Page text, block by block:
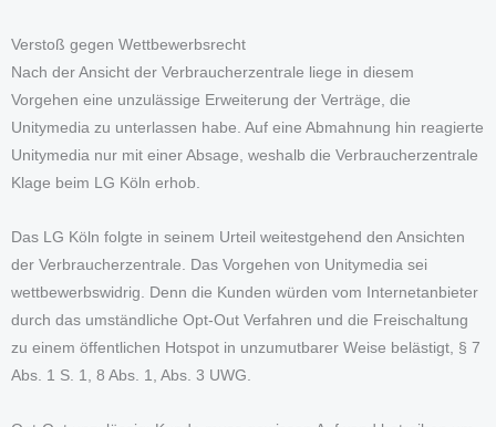
Verstoß gegen Wettbewerbsrecht
Nach der Ansicht der Verbraucherzentrale liege in diesem
Vorgehen eine unzulässige Erweiterung der Verträge, die
Unitymedia zu unterlassen habe. Auf eine Abmahnung hin reagierte
Unitymedia nur mit einer Absage, weshalb die Verbraucherzentrale
Klage beim LG Köln erhob.
Das LG Köln folgte in seinem Urteil weitestgehend den Ansichten
der Verbraucherzentrale. Das Vorgehen von Unitymedia sei
wettbewerbswidrig. Denn die Kunden würden vom Internetanbieter
durch das umständliche Opt-Out Verfahren und die Freischaltung
zu einem öffentlichen Hotspot in unzumutbarer Weise belästigt, § 7
Abs. 1 S. 1, 8 Abs. 1, Abs. 3 UWG.